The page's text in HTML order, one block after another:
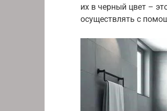
их в черный цвет –
осуществлять с